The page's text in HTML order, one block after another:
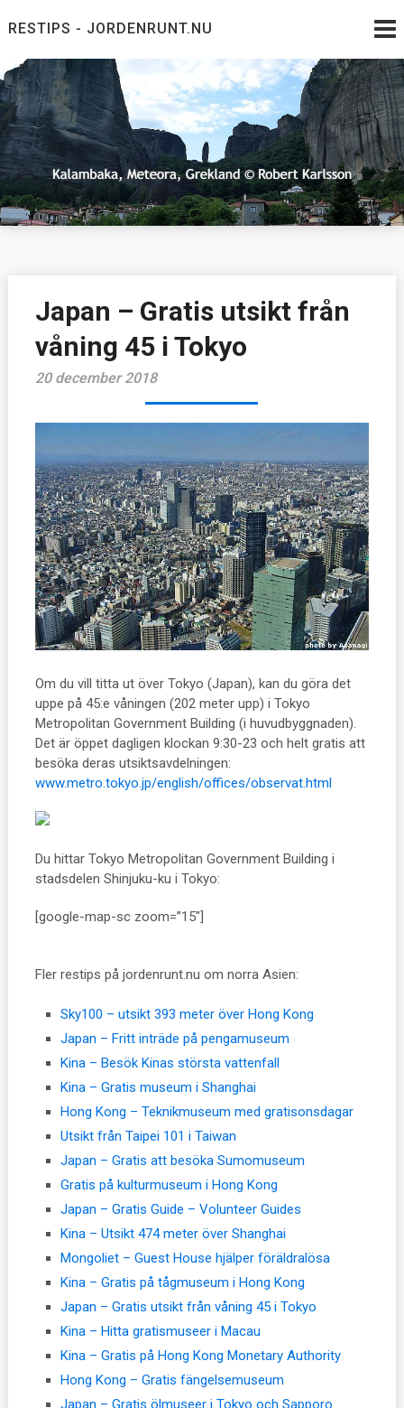
toRESTIPS - JORDENRUNT.NU
Jordenrunt.nu
Tusen Restips från hela världen
Japan – Gratis utsikt från
våning 45 i Tokyo
20 december 2018
Om du vill titta ut över Tokyo (Japan), kan du göra det
uppe på 45:e våningen (202 meter upp) i Tokyo
Metropolitan Government Building (i huvudbyggnaden).
Det är öppet dagligen klockan 9:30-23 och helt gratis att
besöka deras utsiktsavdelningen:
www.metro.tokyo.jp/english/offices/observat.html
Du hittar Tokyo Metropolitan Government Building i
stadsdelen Shinjuku-ku i Tokyo:
[google-map-sc zoom=”15″]
Fler restips på jordenrunt.nu om norra Asien:
Sky100 – utsikt 393 meter över Hong Kong
Japan – Fritt inträde på pengamuseum
Kina – Besök Kinas största vattenfall
Kina – Gratis museum i Shanghai
Hong Kong – Teknikmuseum med gratisonsdagar
Utsikt från Taipei 101 i Taiwan
Japan – Gratis att besöka Sumomuseum
Gratis på kulturmuseum i Hong Kong
Japan – Gratis Guide – Volunteer Guides
Kina – Utsikt 474 meter över Shanghai
Mongoliet – Guest House hjälper föräldralösa
Kina – Gratis på tågmuseum i Hong Kong
Japan – Gratis utsikt från våning 45 i Tokyo
Kina – Hitta gratismuseer i Macau
Kina – Gratis på Hong Kong Monetary Authority
Hong Kong – Gratis fängelsemuseum
Japan – Gratis ölmuseer i Tokyo och Sapporo